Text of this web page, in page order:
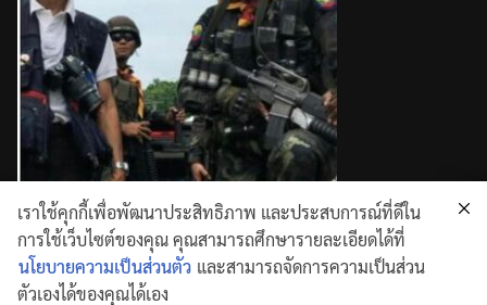
เราใช้คุกกี้เพื่อพัฒนาประสิทธิภาพ และประสบการณ์ที่ดีใน
การใช้เว็บไซต์ของคุณ คุณสามารถศึกษารายละเอียดได้ที่
นโยบายความเป็นส่วนตัว และสามารถจัดการความเป็นส่วน
ตัวเองได้ของคุณได้เอง